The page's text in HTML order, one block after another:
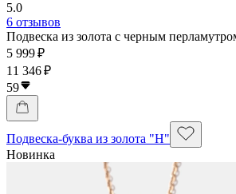
5.0
6 отзывов
Подвеска из золота с черным
5 999 ₽
11 346 ₽
59
Подвеска-буква из золота "Н"
Новинка